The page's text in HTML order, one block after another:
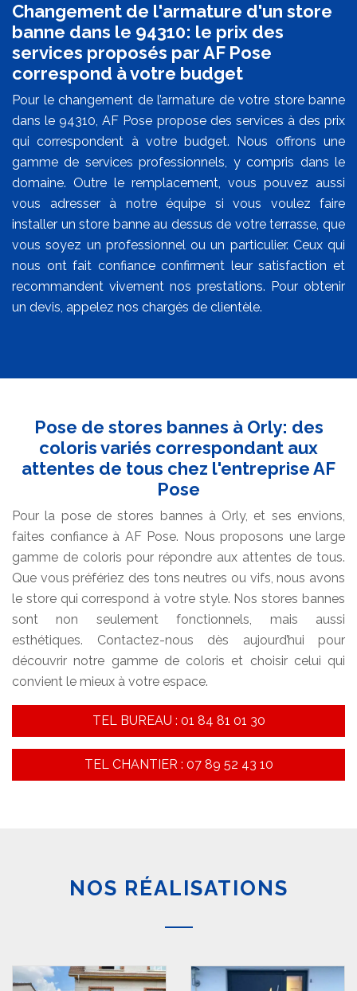
Changement de l'armature d'un store
banne dans le 94310: le prix des
services proposés par AF Pose
correspond à votre budget
Pour le changement de l’armature de votre store banne
dans le 94310, AF Pose propose des services à des prix
qui correspondent à votre budget. Nous offrons une
gamme de services professionnels, y compris dans le
domaine. Outre le remplacement, vous pouvez aussi
vous adresser à notre équipe si vous voulez faire
installer un store banne au dessus de votre terrasse, que
vous soyez un professionnel ou un particulier. Ceux qui
nous ont fait confiance confirment leur satisfaction et
recommandent vivement nos prestations. Pour obtenir
un devis, appelez nos chargés de clientèle.
Pose de stores bannes à Orly: des
coloris variés correspondant aux
attentes de tous chez l'entreprise AF
Pose
Pour la pose de stores bannes à Orly, et ses envions,
faites confiance à AF Pose. Nous proposons une large
gamme de coloris pour répondre aux attentes de tous.
Que vous préfériez des tons neutres ou vifs, nous avons
le store qui correspond à votre style. Nos stores bannes
sont non seulement fonctionnels, mais aussi
esthétiques. Contactez-nous dès aujourd’hui pour
découvrir notre gamme de coloris et choisir celui qui
convient le mieux à votre espace.
TEL BUREAU : 01 84 81 01 30
TEL CHANTIER : 07 89 52 43 10
NOS RÉALISATIONS